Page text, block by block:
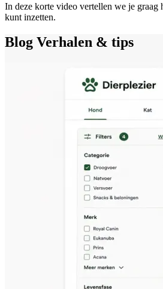
In deze korte video vertellen we je
kunt inzetten.
Blog Verhalen & tips